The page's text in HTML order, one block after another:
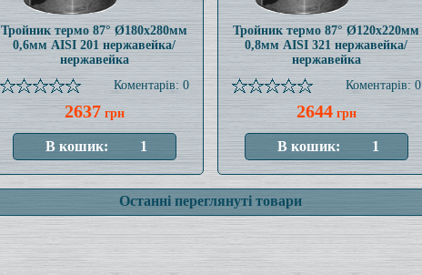
Тройник термо 87° Ø180x280мм
0,6мм AISI 201 нержавейка/
нержавейка
Коментарів: 0
2637 грн
Тройник термо 87° Ø120x220мм
0,8мм AISI 321 нержавейка/
нержавейка
Коментарів: 0
2644грн
Останні переглянуті товари